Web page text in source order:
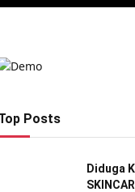
Posts
Diduga